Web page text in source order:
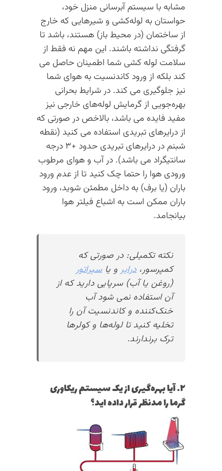
مشابه با سیستم آبرسانی منزل خود،
حواستان به لوله‌کشی و شیرهایی که خارج
از ساختمان (در محیط باز) هستند، باشد تا
گرفتگی نداشته باشند. این مهم نه فقط از
سلامت لوله کشی شما اطمینان حاصل می
کند بلکه از ورود کاندنسیت به هوای شما
نیز جلوگیری می کند. در شرایط بحرانی
بهره‌جویی از گرمایش لوله‌های خارجی نیز
مفید فایده می باشد، بالاخص در صورتی که
از درایرهای تبریدی استفاده می کنید (نقطه
شبنم در درایرهای تبریدی حدود +۳ درجه
سانتیگراد می باشد). در آب و هوای مرطوب
ورودی هوا را حتما چک کنید تا از عدم ورود
باران (یا برف) به داخل مطمئن شوید، ورود
باران ممکن است به اشباع فیلتر هوا
بیانجامد.
نکته تکمیلی: در صورتی که
کمپرسور،درایرو یاسپراتور
(روغن یا آب) سرپایی دارید که از
آن استفاده نمی شود آب
خنک‌کننده و کاندنسیت آن را
تخلیه کنید تا لوله‌ها و کولرها
ترک برندارند.
۲. آیا بهره‌گیری از یک سیستم ریکاوری
گرما را مدنظر قرار داده اید؟